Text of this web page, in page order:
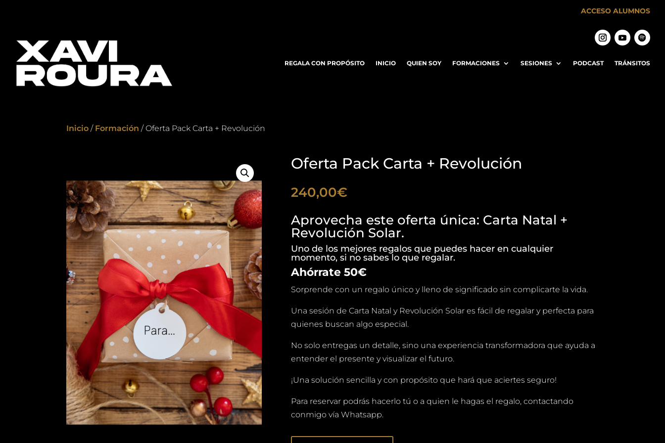
ACCESO ALUMNOS
REGALA CON PROPÓSITO INICIO QUIEN SOY FORMACIONES SESIONES PODCAST TRÁNSITOS
Inicio / Formación / Oferta Pack Carta + Revolución
Oferta Pack Carta + Revolución
240,00€
Aprovecha este oferta única: Carta Natal +
Revolución Solar.
Uno de los mejores regalos que puedes hacer en cualquier
momento, si no sabes lo que regalar.
Ahórrate 50€
Sorprende con un regalo único y lleno de significado sin complicarte la vida.
Una sesión de Carta Natal y Revolución Solar es fácil de regalar y perfecta para
quienes buscan algo especial.
No solo entregas un detalle, sino una experiencia transformadora que ayuda a
entender el presente y visualizar el futuro.
¡Una solución sencilla y con propósito que hará que aciertes seguro!
Para reservar podrás hacerlo tú o a quien le hagas el regalo, contactando
conmigo vía Whatsapp.